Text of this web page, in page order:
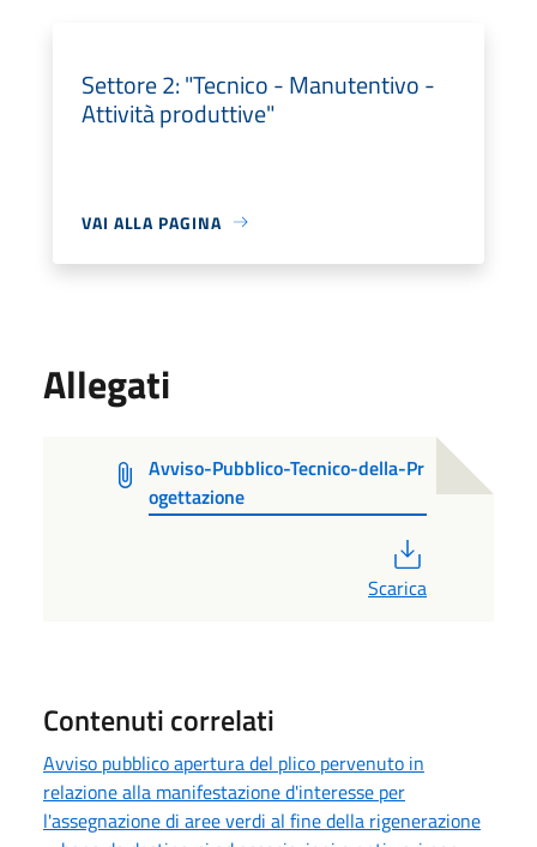
Settore 2: "Tecnico - Manutentivo -
Attività produttive"
VAI ALLA PAGINA
Allegati
Avviso-Pubblico-Tecnico-della-Pr
ogettazione
Scarica
Contenuti correlati
Avviso pubblico apertura del plico pervenuto in
relazione alla manifestazione d'interesse per
l'assegnazione di aree verdi al fine della rigenerazione